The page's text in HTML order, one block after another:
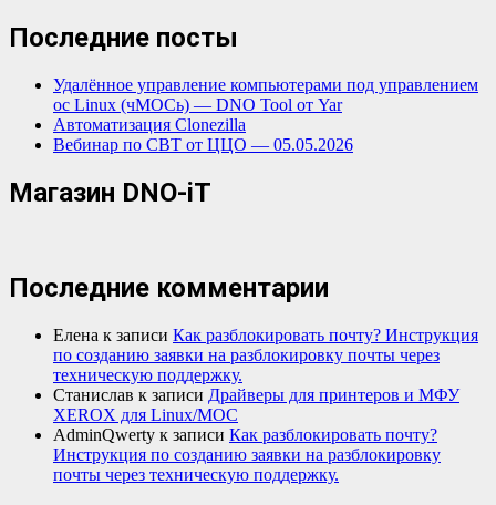
Последние посты
Удалённое управление компьютерами под управлением
ос Linux (чМОСь) — DNO Tool от Yar
Автоматизация Clonezilla
Вебинар по СВТ от ЦЦО — 05.05.2026
Магазин DNO-iT
Последние комментарии
Елена к записи Как разблокировать почту? Инструкция
по созданию заявки на разблокировку почты через
техническую поддержку.
Станислав к записи Драйверы для принтеров и МФУ
XEROX для Linux/МОС
AdminQwerty к записи Как разблокировать почту?
Инструкция по созданию заявки на разблокировку
почты через техническую поддержку.